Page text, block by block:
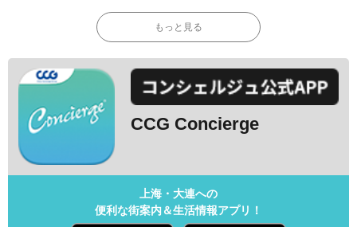
もっと見る
CCG Concierge
上海・大連への
便利な街案内＆生活情報アプリ！